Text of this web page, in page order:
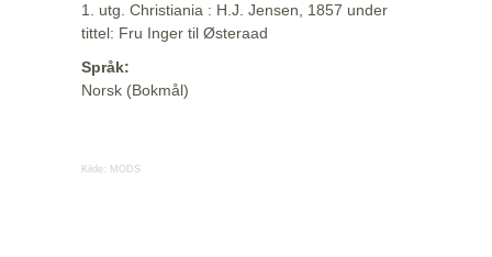
1. utg. Christiania : H.J. Jensen, 1857 under
tittel: Fru Inger til Østeraad
Språk:
Norsk (Bokmål)
Kilde: MODS